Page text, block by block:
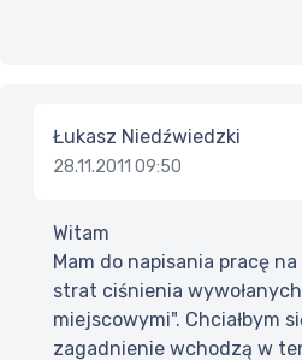
Łukasz Niedźwiedzki
28.11.2011 09:50
Witam
Mam do napisania pracę
strat ciśnienia
miejscowymi". Chciałbym
zagadnienie wchodzą w